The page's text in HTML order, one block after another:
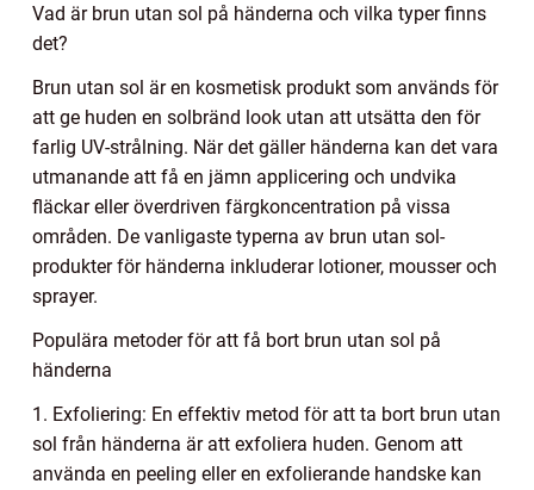
Vad är brun utan sol på händerna och vilka typer finns
det?
Brun utan sol är en kosmetisk produkt som används för
att ge huden en solbränd look utan att utsätta den för
farlig UV-strålning. När det gäller händerna kan det vara
utmanande att få en jämn applicering och undvika
fläckar eller överdriven färgkoncentration på vissa
områden. De vanligaste typerna av brun utan sol-
produkter för händerna inkluderar lotioner, mousser och
sprayer.
Populära metoder för att få bort brun utan sol på
händerna
1. Exfoliering: En effektiv metod för att ta bort brun utan
sol från händerna är att exfoliera huden. Genom att
använda en peeling eller en exfolierande handske kan